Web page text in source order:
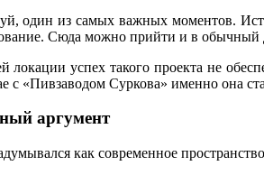
один из самых важных моментов.
Сюда можно прийти и в обычный
локации успех такого проекта не
с «Пивзаводом Суркова» именно она
аргумент
как современное